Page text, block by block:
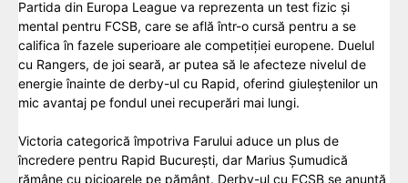
Partida din Europa League va reprezenta un test fizic și
mental pentru FCSB, care se află într-o cursă pentru a se
califica în fazele superioare ale competiției europene. Duelul
cu Rangers, de joi seară, ar putea să le afecteze nivelul de
energie înainte de derby-ul cu Rapid, oferind giuleștenilor un
mic avantaj pe fondul unei recuperări mai lungi.
Victoria categorică împotriva Farului aduce un plus de
încredere pentru Rapid București, dar Marius Șumudică
rămâne cu picioarele pe pământ. Derby-ul cu FCSB se anunță